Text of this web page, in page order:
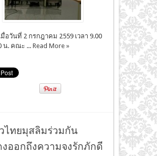
นที่ 2 กรกฎาคม 2559 เวลา 9.00
น. คณะ ...Read More »
ไทยมุสลิมร่วมกัน
ออกถึงความจงรักภักดี